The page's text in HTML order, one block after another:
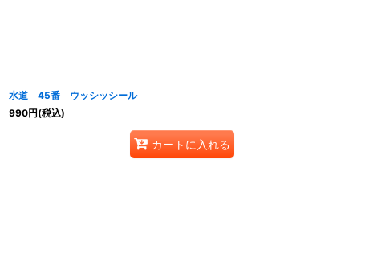
水道 45番 ウッシッシール
990円(税込)
カートに入れる